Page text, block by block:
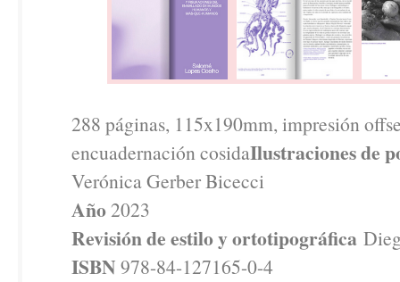
288 páginas, 115x190mm, impresión
encuadernación cosidaIlustraciones de
Verónica Gerber Bicecci
Año 2023
Revisión de estilo y ortotipográfica
ISBN 978-84-127165-0-4